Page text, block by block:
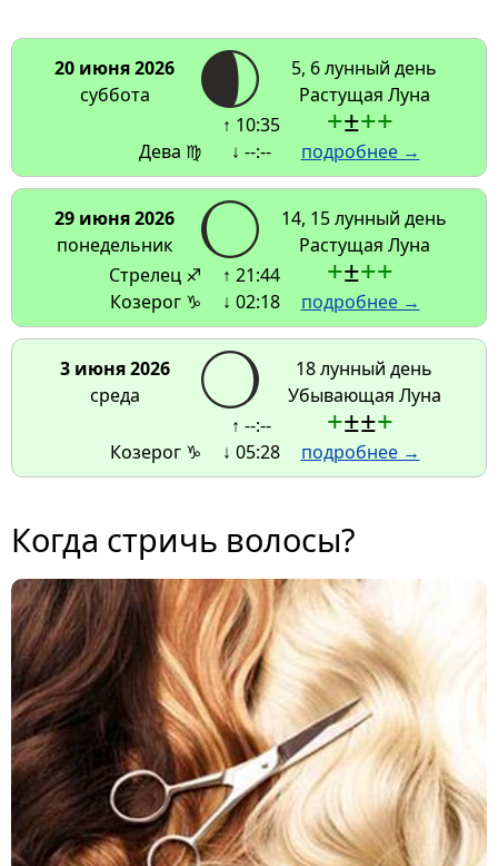
20 июня 2026
суббота
5, 6 лунный день
Растущая Луна
Дева ♍
↑ 10:35
↓ --:--
+±++
подробнее →
29 июня 2026
понедельник
14, 15 лунный день
Растущая Луна
Стрелец ♐
Козерог ♑
↑ 21:44
↓ 02:18
+±++
подробнее →
3 июня 2026
среда
18 лунный день
Убывающая Луна
Козерог ♑
↑ --:--
↓ 05:28
+±±+
подробнее →
Когда стричь волосы?